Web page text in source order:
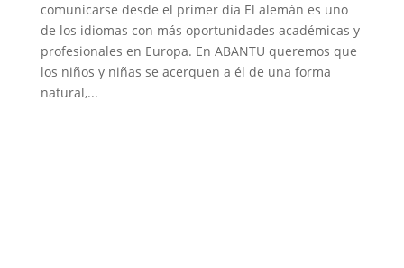
comunicarse desde el primer día El alemán es uno
de los idiomas con más oportunidades académicas y
profesionales en Europa. En ABANTU queremos que
los niños y niñas se acerquen a él de una forma
natural,...